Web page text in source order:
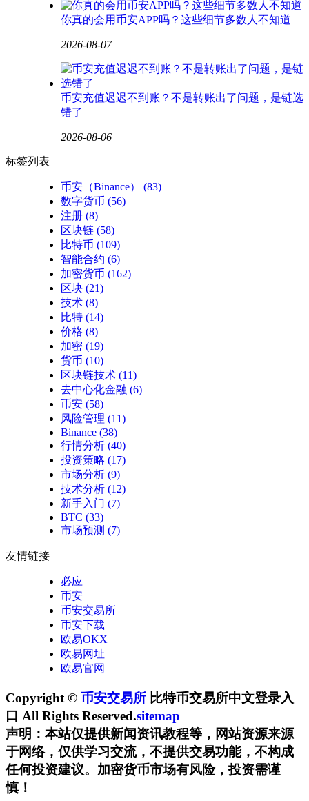
你真的会用币安APP吗？这些细节多数人不知道
2026-08-07
币安充值迟迟不到账？不是转账出了问题，是链选
错了
2026-08-06
标签列表
币安（Binance）
(83)
数字货币 (56)
注册 (8)
区块链 (58)
比特币 (109)
智能合约 (6)
加密货币 (162)
区块 (21)
技术 (8)
比特 (14)
价格 (8)
加密 (19)
货币 (10)
区块链技术 (11)
去中心化金融 (6)
币安 (58)
风险管理 (11)
Binance (38)
行情分析 (40)
投资策略 (17)
市场分析 (9)
技术分析 (12)
新手入门 (7)
BTC (33)
市场预测 (7)
友情链接
必应
币安
币安交易所
币安下载
欧易OKX
欧易网址
欧易官网
Copyright © 币安交易所 比特币交易所中文登录入
口 All Rights Reserved.sitemap
声明：本站仅提供新闻资讯教程等，网站资源来源
于网络，仅供学习交流，不提供交易功能，不构成
任何投资建议。加密货币市场有风险，投资需谨
慎！